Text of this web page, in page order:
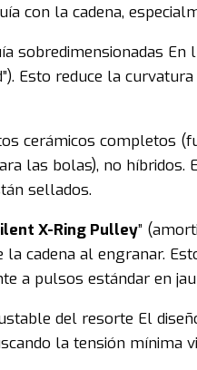
con la cadena,
sobredimensionadas
Esto reduce la
cerámicos completos
las bolas), no
sellados.
X-Ring Pulley”
la cadena al engranar.
a pulsos estándar en
del resorte El
la tensión mínima